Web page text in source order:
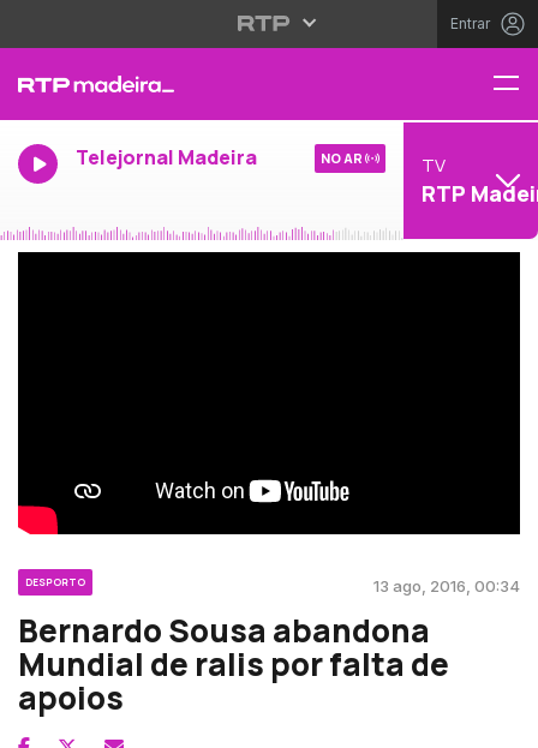
Entrar
Telejornal Madeira NO AR TV
RTP
DESPORTO 13 ago, 2016, 00:34
Bernardo Sousa abandona
Mundial de ralis por falta de
apoios